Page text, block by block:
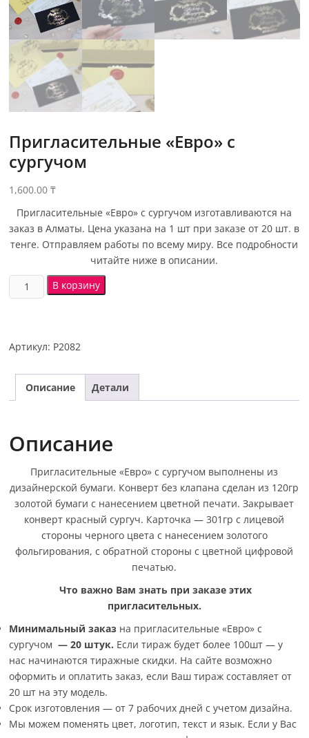
Пригласительные «Евро» с
сургучом
1,600.00₸
Пригласительные «Евро» с сургучом изготавливаются на
заказ в Алматы. Цена указана на 1 шт при заказе от 20 шт. в
тенге. Отправляем работы по всему миру. Все подробности
читайте ниже в описании.
В корзину
Артикул: P2082
Описание Детали
Описание
Пригласительные «Евро» с сургучом выполнены из
дизайнерской бумаги. Конверт без клапана сделан из 120гр
золотой бумаги с нанесением цветной печати. Закрывает
конверт красный сургуч. Карточка — 301гр с лицевой
стороны черного цвета с нанесением золотого
фольгирования, с обратной стороны с цветной цифровой
печатью.
Что важно Вам знать при заказе этих
пригласительных.
Минимальный заказ на пригласительные «Евро» с
сургучом— 20 штук. Если тираж будет более 100шт — у
нас начинаются тиражные скидки. На сайте возможно
оформить и оплатить заказ, если Ваш тираж составляет от
20 шт на эту модель.
Срок изготовления — от 7 рабочих дней с учетом дизайна.
Мы можем поменять цвет, логотип, текст и язык. Если у Вас